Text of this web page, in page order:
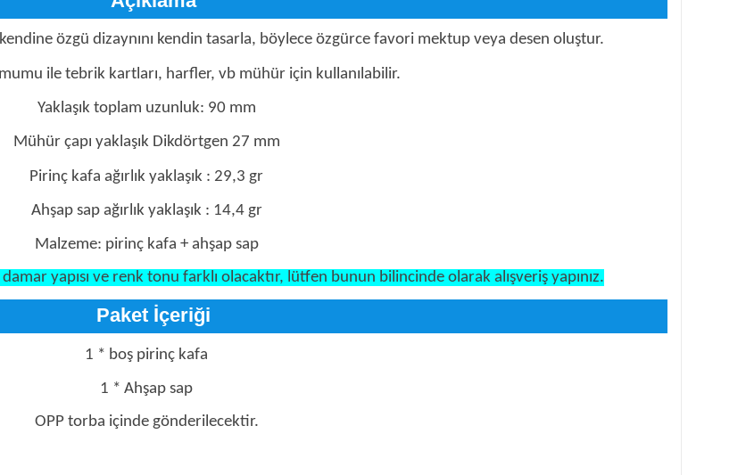
özgü dizaynını kendin tasarla, böylece özgürce favori mektup veya desen oluştur.
ile tebrik kartları, harfler, vb mühür için kullanılabilir.
Yaklaşık toplam uzunluk: 90 mm
Mühür çapı yaklaşık Dikdörtgen 27 mm
Pirinç kafa ağırlık yaklaşık : 29,3 gr
Ahşap sap ağırlık yaklaşık : 14,4 gr
Malzeme: pirinç kafa + ahşap sap
yapısı ve renk tonu farklı olacaktır, lütfen bunun bilincinde olarak alışveriş yapınız.
Paket İçeriği
1 * boş pirinç kafa
1 * Ahşap sap
OPP torba içinde gönderilecektir.